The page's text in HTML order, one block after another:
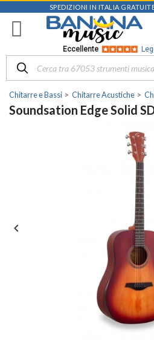
SPEDIZIONI IN ITALIA
Eccellente
Chitarre e Bassi Chitarre Acustiche
Soundsation Edge Solid
